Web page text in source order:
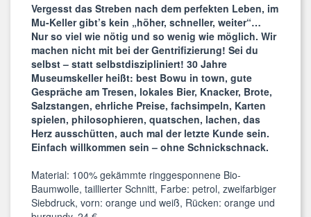
Vergesst das Streben nach dem perfekten Leben, im
Mu-Keller gibt’s kein „höher, schneller, weiter“…
Nur so viel wie nötig und so wenig wie möglich. Wir
machen nicht mit bei der Gentrifizierung! Sei du
selbst – statt selbstdiszipliniert! 30 Jahre
Museumskeller heißt: best Bowu in town, gute
Gespräche am Tresen, lokales Bier, Knacker, Brote,
Salzstangen, ehrliche Preise, fachsimpeln, Karten
spielen, philosophieren, quatschen, lachen, das
Herz ausschütten, auch mal der letzte Kunde sein.
Einfach willkommen sein – ohne Schnickschnack.
Material: 100% gekämmte ringgesponnene Bio-
Baumwolle, taillierter Schnitt, Farbe: petrol, zweifarbiger
Siebdruck, vorn: orange und weiß, Rücken: orange und